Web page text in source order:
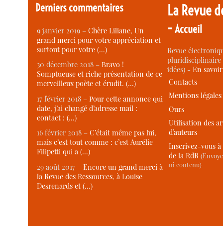
Derniers commentaires
9 janvier 2019 –Chère Liliane, Un
grand merci pour votre appréciation et
surtout pour votre (…)
30 décembre 2018 –Bravo !
Somptueuse et riche présentation de ce
merveilleux poète et érudit. (…)
17 février 2018 –Pour cette annonce qui
date, j’ai changé d’adresse mail :
contact : (…)
16 février 2018 –C’était même pas lui,
mais c’est tout comme : c’est Aurélie
Filipetti qui a (…)
29 août 2017 –Encore un grand merci à
la Revue des Ressources, à Louise
Desrenards et (…)
La Revue
-Accueil
Revue
idées) -En
Contacts
Mentions légales
Ours
Utilisation des
d’auteurs
Inscrivez-vous
de la RdR
ni contenu)